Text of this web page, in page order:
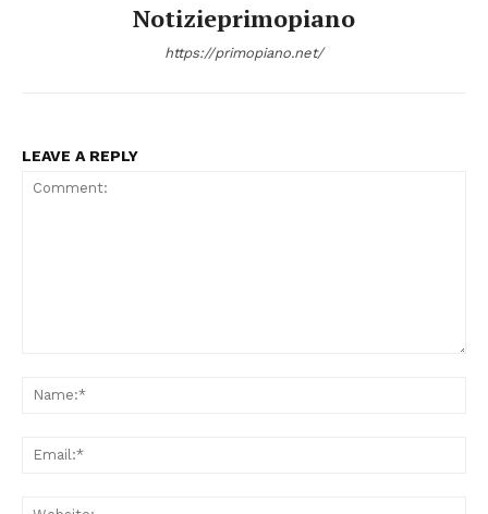
Notizieprimopiano
https://primopiano.net/
LEAVE A REPLY